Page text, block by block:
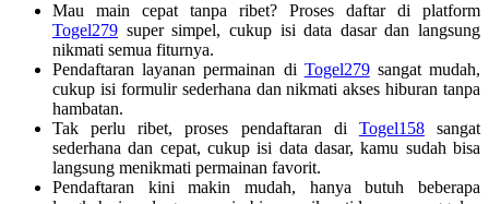
Mau main cepat tanpa ribet? Proses daftar di platform
Togel279 super simpel, cukup isi data dasar dan langsung
nikmati semua fiturnya.
Pendaftaran layanan permainan di Togel279sangat mudah,
cukup isi formulir sederhana dan nikmati akses hiburan tanpa
hambatan.
Tak perlu ribet, proses pendaftaran di Togel158sangat
sederhana dan cepat, cukup isi data dasar, kamu sudah bisa
langsung menikmati permainan favorit.
Pendaftaran kini makin mudah, hanya butuh beberapa